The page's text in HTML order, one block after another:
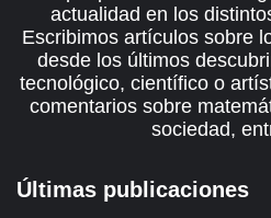
actualidad en los
Escribimos artículos sobre
desde los últimos
tecnológico, científico o
comentarios sobre
sociedad,
Últimas publicaciones